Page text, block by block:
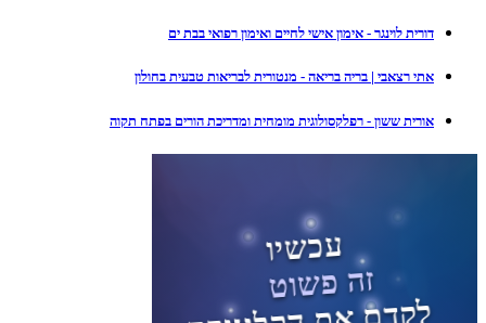
דורית לוינגר - אימון אישי לחיים ואימון רפואי בבת ים
אתי רצאבי | בריה בריאה - מנטורית לבריאות טבעית בחולון
אורית ששון - רפלקסולוגית מומחית ומדריכת הורים בפתח תקוה